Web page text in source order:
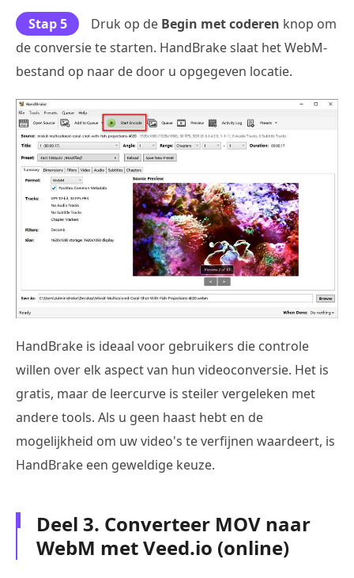
Stap 5 Druk op de Begin met coderen knop om
de conversie te starten. HandBrake slaat het WebM-
bestand op naar de door u opgegeven locatie.
HandBrake is ideaal voor gebruikers die controle
willen over elk aspect van hun videoconversie. Het is
gratis, maar de leercurve is steiler vergeleken met
andere tools. Als u geen haast hebt en de
mogelijkheid om uw video's te verfijnen waardeert, is
HandBrake een geweldige keuze.
Deel 3. Converteer MOV naar
WebM met Veed.io (online)